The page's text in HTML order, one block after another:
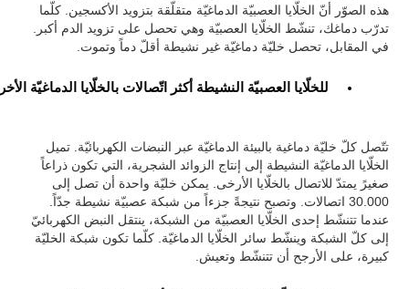
هذه الصوّر أنّ الخلّايا العصبيّة الدماغيّة متقلّقة بتزويد الأكسجين. كلّما
تدرّب دماغك، تنشّط الخلّايا العصبيّة وهي تحصل على تزويد الدم أكبر.
في المقابل، تحصل خليّة دماغيّة غير نشيطة أقلّ دماً وتموت.
للخلّايا العصبيّة النشيطة أكثر اتّصالات بالخلّايا الدماغيّة
تتّصل كلّ خليّة دماغية بالبيئة الدماغيّة عبر النبضات الكهربائيّة. تميل
الخلّايا الدماغيّة النشيطة إلى إنتاج الزوائد الشجرية، التي تكون ذراعاً
صغيرً يمتدّ للاتصال بالخلّايا الأرخى. يمكن خليّة واحدة أن تصل إلى
30.000 اتصالات. وتصبح نتيجةً جزءاً من شبكة عصبيّة نشيطة جدّاً.
عندما تتنشّط إحدى الخلّايا العصبيّة من الشبكة، ينتقل النبض الكهربائيّ
إلى كلّ الشبكة وينشّط سائر الخلّايا الدماغيّة. كلّما تكون شبكة الخليّة
كبيرة، على الأرجح أن تتنشّط وتعيش.